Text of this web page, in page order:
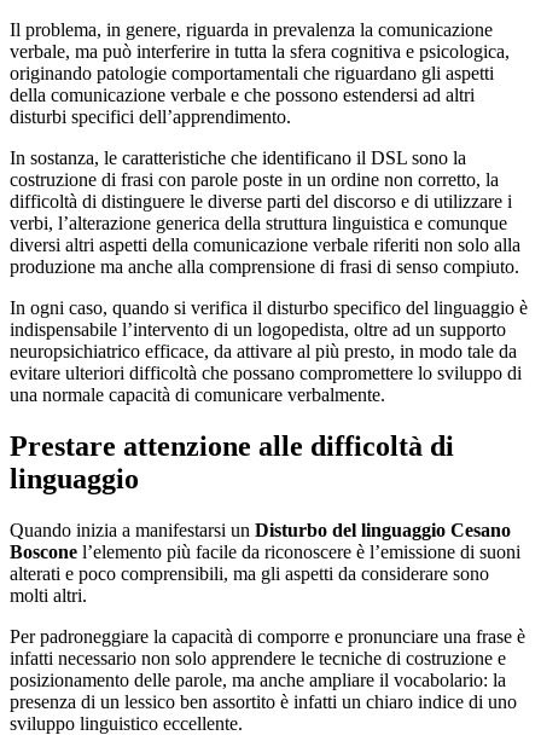
Il problema, in genere, riguarda in prevalenza la comunicazione
verbale, ma può interferire in tutta la sfera cognitiva e psicologica,
originando patologie comportamentali che riguardano gli aspetti
della comunicazione verbale e che possono estendersi ad altri
disturbi specifici dell’apprendimento.
In sostanza, le caratteristiche che identificano il DSL sono la
costruzione di frasi con parole poste in un ordine non corretto, la
difficoltà di distinguere le diverse parti del discorso e di utilizzare i
verbi, l’alterazione generica della struttura linguistica e comunque
diversi altri aspetti della comunicazione verbale riferiti non solo alla
produzione ma anche alla comprensione di frasi di senso compiuto.
In ogni caso, quando si verifica il disturbo specifico del linguaggio è
indispensabile l’intervento di un logopedista, oltre ad un supporto
neuropsichiatrico efficace, da attivare al più presto, in modo tale da
evitare ulteriori difficoltà che possano compromettere lo sviluppo di
una normale capacità di comunicare verbalmente.
Prestare attenzione alle difficoltà di
linguaggio
Quando inizia a manifestarsi un Disturbo del linguaggio Cesano
Boscone l’elemento più facile da riconoscere è l’emissione di suoni
alterati e poco comprensibili, ma gli aspetti da considerare sono
molti altri.
Per padroneggiare la capacità di comporre e pronunciare una frase è
infatti necessario non solo apprendere le tecniche di costruzione e
posizionamento delle parole, ma anche ampliare il vocabolario: la
presenza di un lessico ben assortito è infatti un chiaro indice di uno
sviluppo linguistico eccellente.